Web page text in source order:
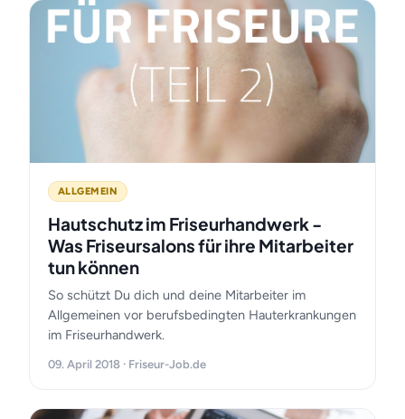
ALLGEMEIN
Hautschutz im Friseurhandwerk -
Was Friseursalons für ihre Mitarbeiter
tun können
So schützt Du dich und deine Mitarbeiter im
Allgemeinen vor berufsbedingten Hauterkrankungen
im Friseurhandwerk.
09. April 2018 · Friseur-Job.de